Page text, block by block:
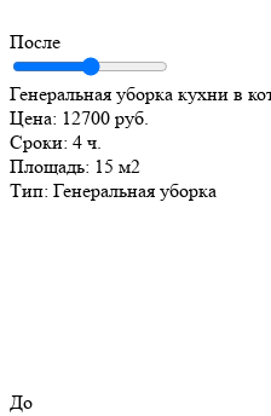
После
Генеральная уборка кухни в
Цена: 12700 руб.
Сроки: 4 ч.
Площадь: 15 м2
Тип: Генеральная уборка
До